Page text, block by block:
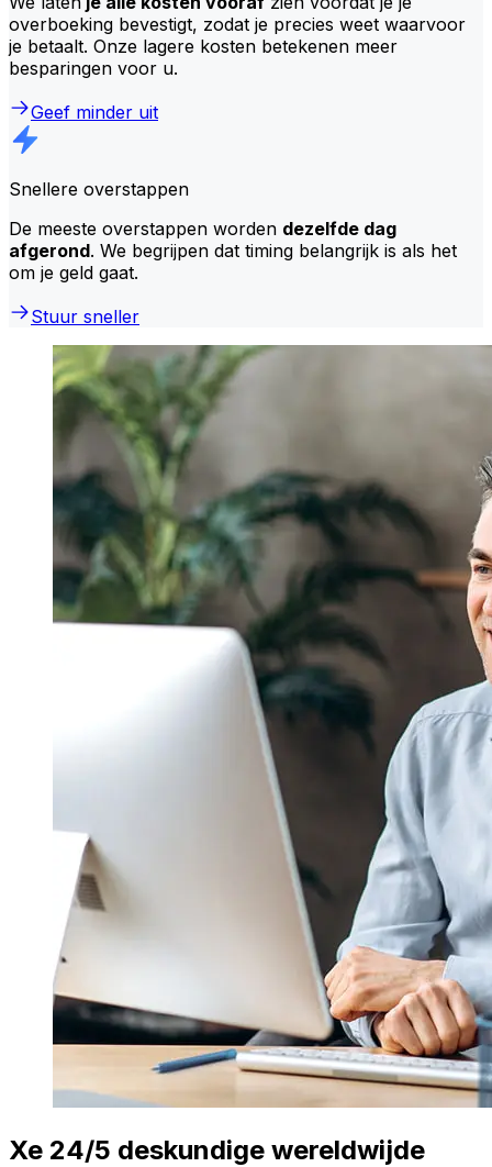
overboeking bevestigt, zodat je precies weet waarvoor
je betaalt. Onze lagere kosten betekenen meer
besparingen voor u.
Geef minder uit
Snellere overstappen
De meeste overstappen worden dezelfde dag
afgerond. We begrijpen dat timing belangrijk is als het
om je geld gaat.
Stuur sneller
Xe 24/5 deskundige wereldwijde